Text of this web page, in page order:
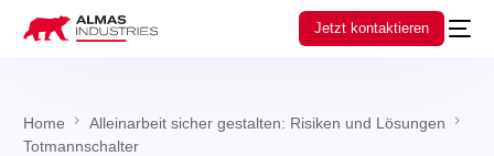
Jetzt kontaktieren
Home
Alleinarbeit sicher gestalten: Risiken und Lösungen
Totmannschalter